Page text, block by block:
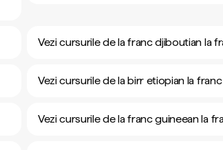
Vezi cursurile de la franc djiboutian la
Vezi cursurile de la birr etiopian la
Vezi cursurile de la franc guineean la